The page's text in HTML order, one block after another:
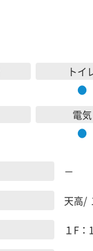
トイ
●
電気
●
－
天高/
１F